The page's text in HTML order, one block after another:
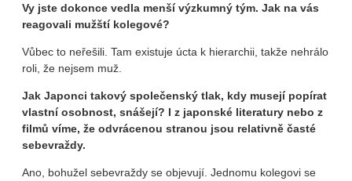
Vy jste dokonce vedla menší výzkumný tým. Jak na vás
reagovali mužští kolegové?
Vůbec to neřešili. Tam existuje úcta k hierarchii, takže nehrálo
roli, že nejsem muž.
Jak Japonci takový společenský tlak, kdy musejí popírat
vlastní osobnost, snášejí? I z japonské literatury nebo z
filmů víme, že odvrácenou stranou jsou relativně časté
sebevraždy.
Ano, bohužel sebevraždy se objevují. Jednomu kolegovi se